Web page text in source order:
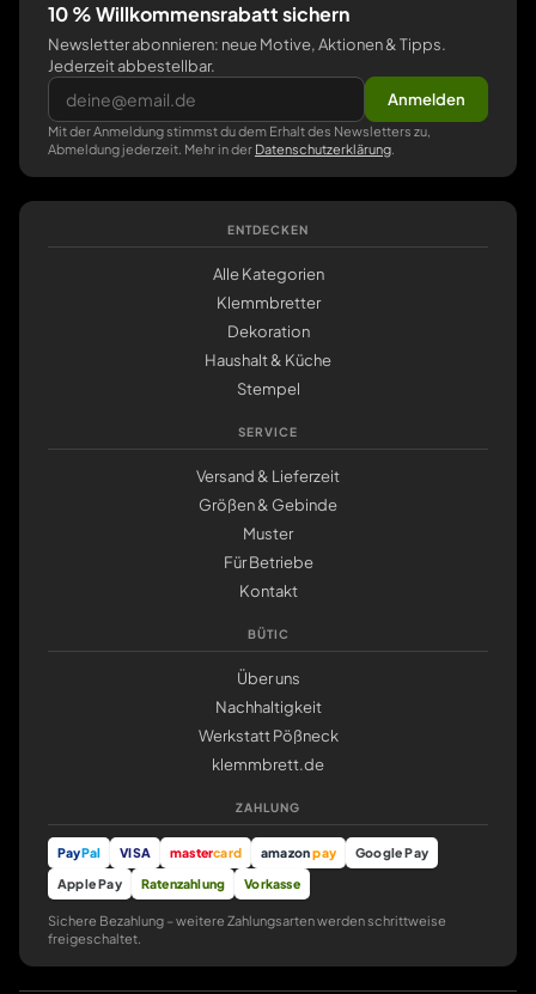
10 % Willkommensrabatt sichern
Newsletter abonnieren: neue Motive, Aktionen & Tipps.
Jederzeit abbestellbar.
Anmelden
Mit der Anmeldung stimmst du dem Erhalt des Newsletters zu,
Abmeldung jederzeit. Mehr in der Datenschutzerklärung
ENTDECKEN
Alle Kategorien
Klemmbretter
Dekoration
Haushalt & Küche
Stempel
SERVICE
Versand & Lieferzeit
Größen & Gebinde
Muster
Für Betriebe
Kontakt
BÜTIC
Über uns
Nachhaltigkeit
Werkstatt Pößneck
klemmbrett.de
ZAHLUNG
PayPal VISA mastercard amazonpay
Google Pay
Apple Pay
Ratenzahlung Vorkasse
Sichere Bezahlung – weitere Zahlungsarten werden schrittweise
freigeschaltet.